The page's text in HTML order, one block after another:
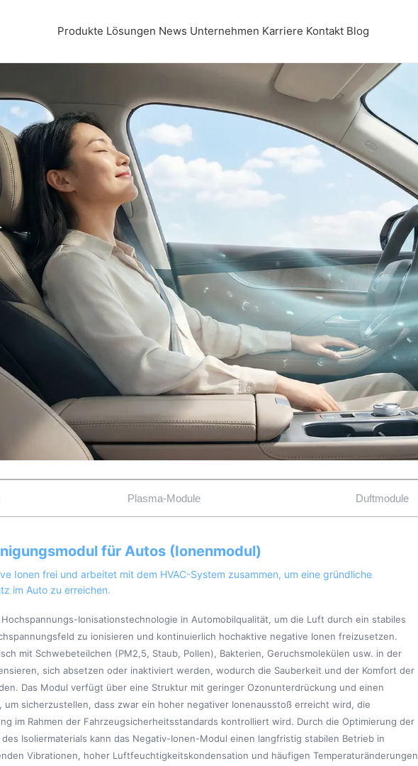
Produkte Lösungen News Unternehmen Karriere Kontakt Blog
Plasma-Module Duftmodule
für Autos (Ionenmodul)
Ionen frei und arbeitet mit dem HVAC-System zusammen, um eine gründliche
im Auto zu erreichen.
Ionisationstechnologie in Automobilqualität, um die Luft durch ein stabiles
zu ionisieren und kontinuierlich hochaktive negative Ionen freizusetzen.
mit Schwebeteilchen (PM2,5, Staub, Pollen), Bakterien, Geruchsmolekülen usw. in der
sich absetzen oder inaktiviert werden, wodurch die Sauberkeit und der Komfort der
Das Modul verfügt über eine Struktur mit geringer Ozonunterdrückung und einen
um sicherzustellen, dass zwar ein hoher negativer Ionenausstoß erreicht wird, die
im Rahmen der Fahrzeugsicherheitsstandards kontrolliert wird. Durch die Optimierung der
Isoliermaterials kann das Negativ-Ionen-Modul einen langfristig stabilen Betrieb in
Vibrationen, hoher Luftfeuchtigkeitskondensation und häufigen Temperaturänderungen